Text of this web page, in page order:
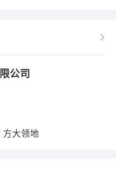
公司
方大领地